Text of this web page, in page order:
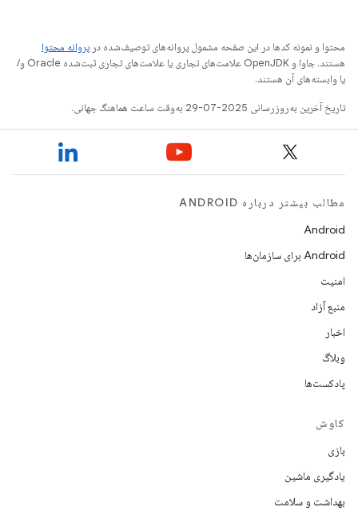
محتوا و نمونه کدها در این صفحه مشمول پروانه‌های توصیف‌شده در پروانه محتوا
هستند. جاوا و OpenJDK علامت‌های تجاری یا علامت‌های تجاری ثبت‌شده Oracle و/
یا وابسته‌های آن هستند.
تاریخ آخرین به‌روزرسانی 2025-07-29 به‌وقت ساعت هماهنگ جهانی.
مطالب بیشتر درباره ANDROID
Android
Android برای سازمان‌ها
امنیت
منبع آزاد
اخبار
وبلاگ
پادکست‌ها
کاوش
بازی
یادگیری ماشین
بهداشت و سلامت